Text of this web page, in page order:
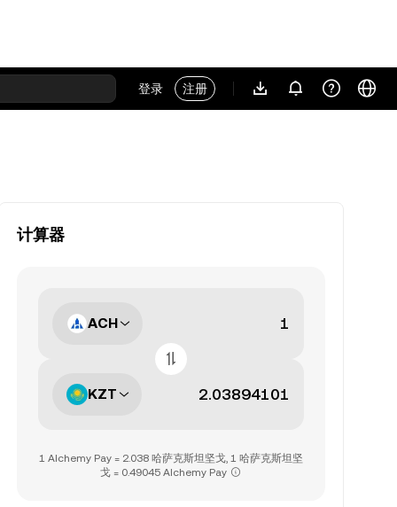
登录 注册
计算器
ACH
KZT
1 Alchemy Pay = 2.038 哈萨克斯坦坚戈, 1 哈萨克斯坦坚
戈 = 0.49045 Alchemy Pay